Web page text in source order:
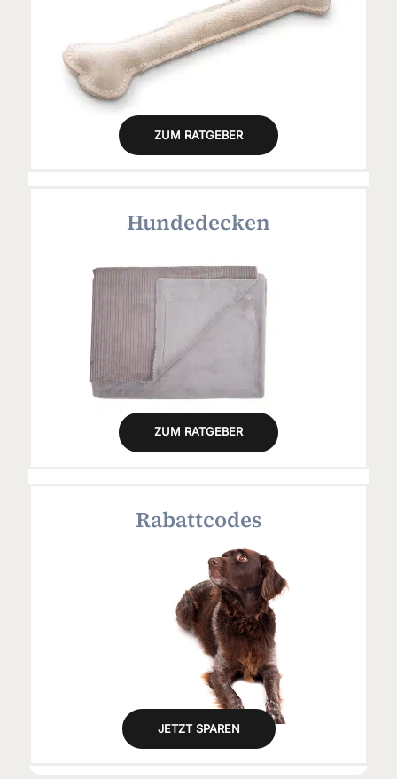
ZUM RATGEBER
Hundedecken
ZUM RATGEBER
Rabattcodes
JETZT SPAREN